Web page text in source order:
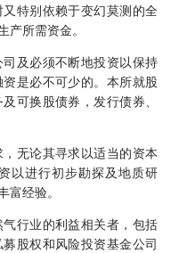
特别依赖于变幻莫测的全
所需资金。
及必须不断地投资以保持
是必不可少的。本所就股
可换股债券，发行债券、
无论其寻求以适当的资本
以进行初步勘探及地质研
经验。
行业的利益相关者，包括
股权和风险投资基金公司